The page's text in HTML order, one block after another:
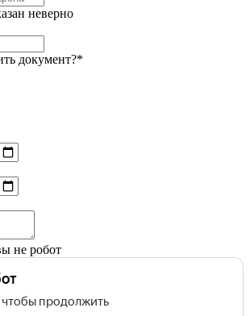
неверно
документ?*
не робот